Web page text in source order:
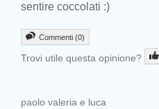
sentire coccolati :)
Commenti (0)
Trovi utile questa opinione?
paolo valeria e luca